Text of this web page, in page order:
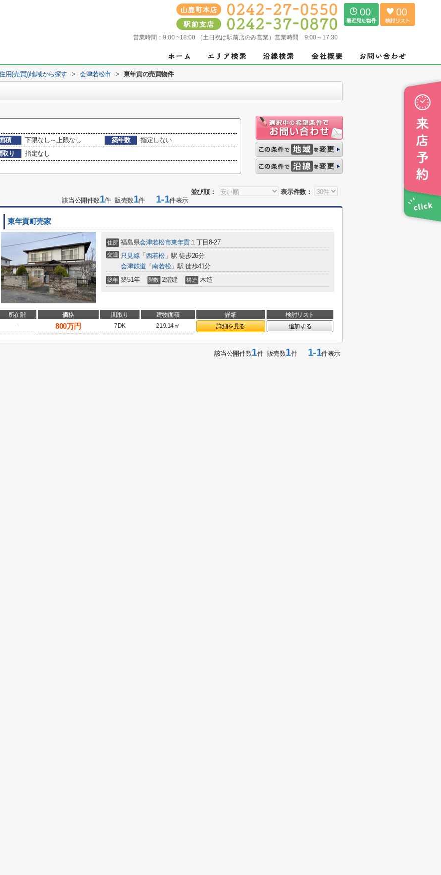
営業時間： 9:00 ~18:00 （土日祝は駅前店のみ営業）営業時間 9:00～17:30
00 00
用(売買))地域から探す > 会津若松市 > 東年貢の売買物件
積 下限なし～上限なし 築年数
指定しない
取り
指定なし
並び順：
表示件数：
該当公開件数1件 販売数1件 1-1件表示
東年貢町売家
住所 福島県会津若松市東年貢 １丁目8-27
交通 只見線 「 西若松」駅 徒歩26分
会津鉄道 「南若松」駅 徒歩41分
築年 築51年 階数 2階建 構造 木造
所在階 価格 間取り 建物面積 詳細
検討リスト
-
800万円 7DK 219.14㎡ 詳細を見る 追加する
該当公開件数1件 販売数1件1-1件表示